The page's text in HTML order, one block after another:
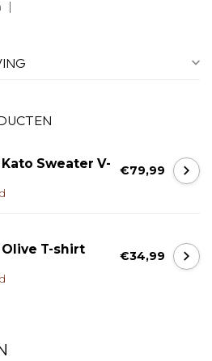
Sweater V- €79,99
Olive T-shirt €34,99